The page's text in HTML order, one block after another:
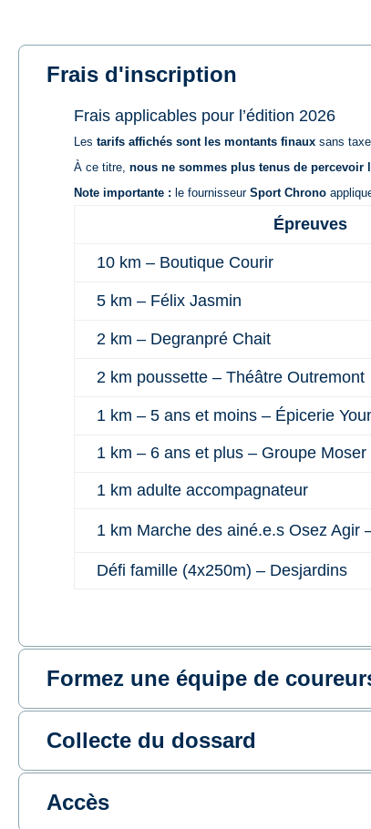
Frais d'inscription
Frais applicables pour l’édition 2026
Les tarifs affichés sont les montants finaux sans
À ce titre, nous ne sommes plus tenus de percevoir
Note importante : le fournisseur Sport Chrono
Épreuves
10 km – Boutique Courir
5 km – Félix Jasmin
2 km – Degranpré Chait
2 km poussette – Théâtre Outremont
1 km – 5 ans et moins – Épicerie
1 km – 6 ans et plus – Groupe Moser
1 km adulte accompagnateur
1 km Marche des ainé.e.s Osez Agir
Défi famille (4x250m) – Desjardins
Formez une équipe de
Collecte du dossard
Accès